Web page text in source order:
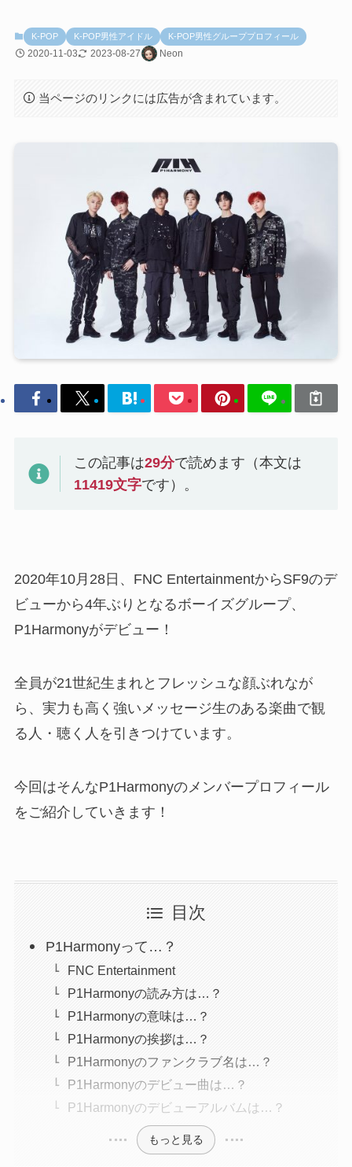
K-POP K-POP男性アイドル K-POP男性グループプロフィール
2020-11-03 2023-08-27 Neon
当ページのリンクには広告が含まれています。
この記事は29分で読めます（本文は
11419文字です）。
2020年10月28日、FNC EntertainmentからSF9のデ
ビューから4年ぶりとなるボーイズグループ、
P1Harmonyがデビュー！
全員が21世紀生まれとフレッシュな顔ぶれなが
ら、実力も高く強いメッセージ生のある楽曲で観
る人・聴く人を引きつけています。
今回はそんなP1Harmonyのメンバープロフィール
をご紹介していきます！
目次
P1Harmonyって…？
FNC Entertainment
P1Harmonyの読み方は…？
P1Harmonyの意味は…？
P1Harmonyの挨拶は…？
P1Harmonyのファンクラブ名は…？
P1Harmonyのデビュー曲は…？
P1Harmonyのデビューアルバムは…？
もっと見る